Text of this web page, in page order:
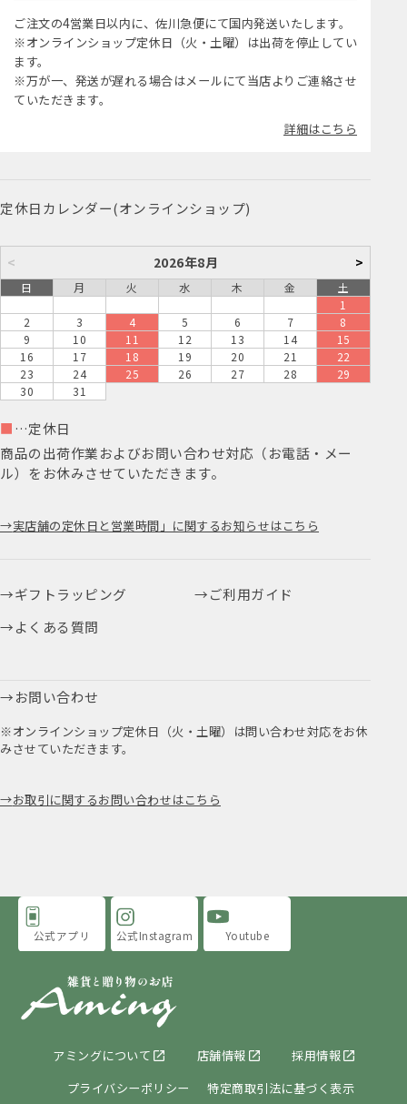
ご注文の4営業日以内に、佐川急便にて国内発送いたします。
※オンラインショップ定休日（火・土曜）は出荷を停止してい
ます。
※万が一、発送が遅れる場合はメールにて当店よりご連絡させ
ていただきます。
詳細はこちら
定休日カレンダー(オンラインショップ)
< 2026年8月 >
日 月 火 水 木 金
土
1
2
3 4 5 6 7
8
9
10 11 12 13 14
15
16
17 18 19 20 21
22
23
24 25 26 27 28
29
30
31
■ …定休日
商品の出荷作業およびお問い合わせ対応（お電話・メー
ル）をお休みさせていただきます。
実店舗の定休日と営業時間」に関するお知らせはこちら
ギフトラッピング
ご利用ガイド
よくある質問
お問い合わせ
※オンラインショップ定休日（火・土曜）は問い合わせ対応をお休
みさせていただきます。
お取引に関するお問い合わせはこちら
アミングについて 店舗情報
採用情報
プライバシーポリシー
特定商取引法に基づく表示
公式アプリ 公式Instagram Youtube